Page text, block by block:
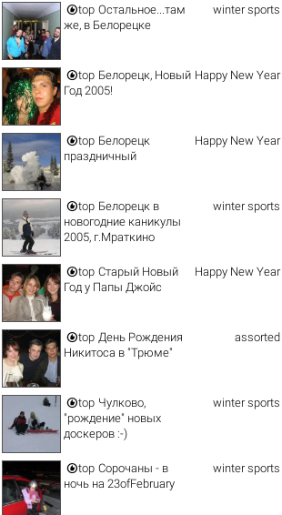
top Остальное...там
же, в Белорецке
winter sports
top Белорецк, Новый
Год 2005!
Happy New Year
top Белорецк
праздничный
Happy New Year
top Белорецк в
новогодние каникулы
2005, г.Мраткино
winter sports
top Старый Новый
Год у Папы Джойс
Happy New Year
top День Рождения
Никитоса в "Трюме"
assorted
top Чулково,
"рождение" новых
доскеров :-)
winter sports
top Сорочаны - в
ночь на 23ofFebruary
winter sports